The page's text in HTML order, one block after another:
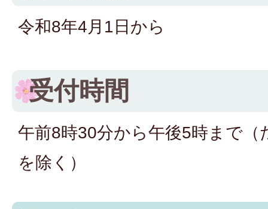
令和8年4月1日から
受付時間
午前8時30分から午後5時まで（
を除く）